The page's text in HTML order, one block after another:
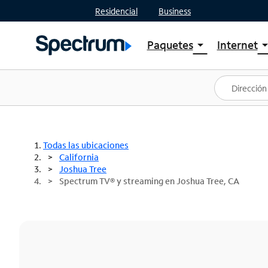
Residencial Business
Paquetesarrow_drop_down
Ver paquetes
Spectrum One
Mejores ofertas
Internetarrow_drop_down
Planes
Todas las ubicaciones
California
Joshua Tree
Spectrum TV® y streaming en Joshua Tree, CA